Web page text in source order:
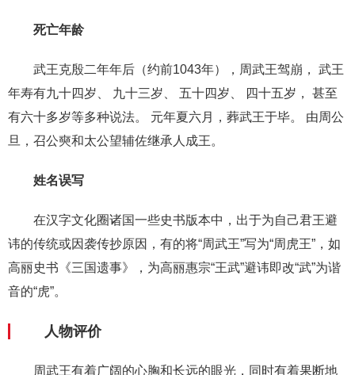
死亡年龄
武王克殷二年年后（约前1043年），周武王驾崩， 武王
年寿有九十四岁、 九十三岁、 五十四岁、 四十五岁， 甚至
有六十多岁等多种说法。 元年夏六月，葬武王于毕。 由周公
旦，召公奭和太公望辅佐继承人成王。
姓名误写
在汉字文化圈诸国一些史书版本中，出于为自己君王避
讳的传统或因袭传抄原因，有的将“周武王”写为“周虎王”，如
高丽史书《三国遗事》，为高丽惠宗“王武”避讳即改“武”为谐
音的“虎”。
人物评价
周武王有着广阔的心胸和长远的眼光，同时有着果断地